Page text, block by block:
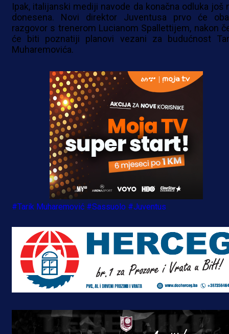
Ipak, italijanski mediji navode da konačna odluka još
donesena. Novi direktor Juventusa prvo će
razgovor s trenerom Lucianom Spallettijem, nakon
će biti poznatiji planovi vezani za budućnost
Muharemovića.
#Tarik Muharemović #Sassuolo #Juventus